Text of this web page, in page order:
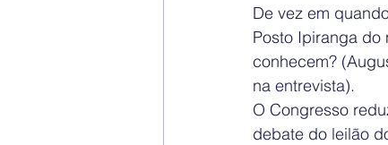
De vez em
Posto Ipiranga do
conhecem?
na entrevista).
O Congresso
debate do leilão